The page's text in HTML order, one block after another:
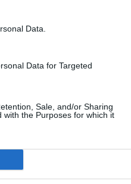
Data.
Data for Targeted
Sale, and/or Sharing
the Purposes for which it
τουρισμού.
από τα πιο ξεχωριστά
μεσογειακούς
νησί και φυσικά το
στελέχη της αποστολής,
να δει το καθένα), ποιες